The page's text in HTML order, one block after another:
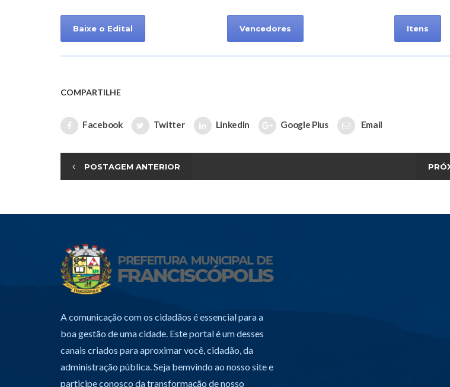
Baixe o Edital Vencedores Itens
COMPARTILHE
Facebook Twitter LinkedIn Google Plus Email
POSTAGEM ANTERIOR
A comunicação com os cidadãos é essencial para a
boa gestão de uma cidade. Este portal é um desses
canais criados para aproximar você, cidadão, da
administração pública. Seja bemvindo ao nosso site e
participe conosco da transformação de nosso